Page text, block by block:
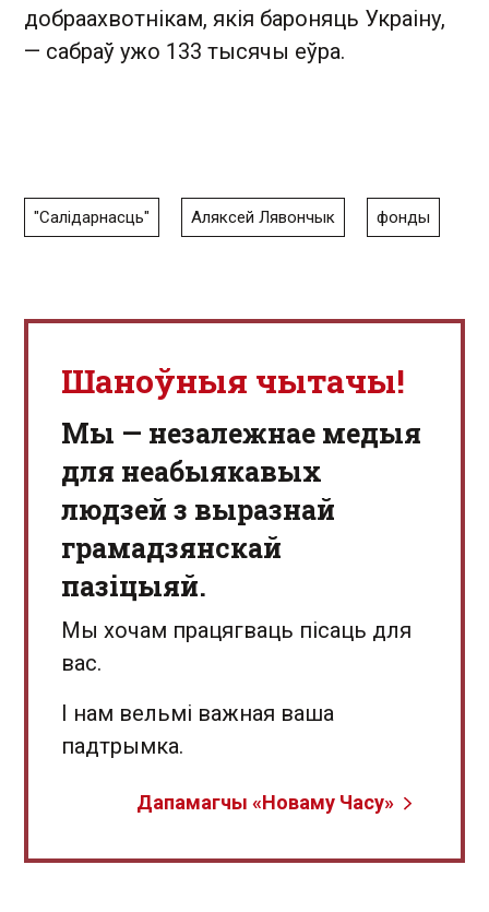
добраахвотнікам, якія бароняць Украіну,
— сабраў ужо 133 тысячы еўра.
"Салідарнасць" Аляксей Лявончык фонды
Шаноўныя чытачы!
Мы — незалежнае медыя
для неабыякавых
людзей з выразнай
грамадзянскай
пазіцыяй.
Мы хочам працягваць пісаць для
вас.
І нам вельмі важная ваша
падтрымка.
Дапамагчы «Новаму Часу»